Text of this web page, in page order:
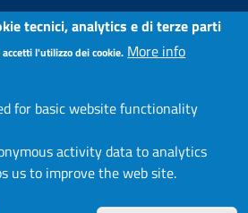
Redazione
tecnici, analytics e di terze parti
l'utilizzo dei cookie. More info
for basic website functionality
activity data to analytics
us to improve the web site.